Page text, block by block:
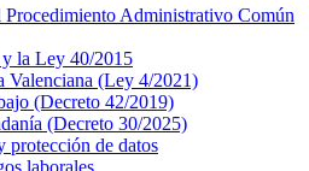
Administrativo Común
la Ley 40/2015
Valenciana (Ley 4/2021)
(Decreto 42/2019)
(Decreto 30/2025)
protección de datos